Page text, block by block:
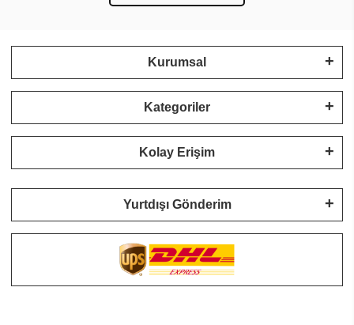
Kurumsal
Kategoriler
Kolay Erişim
Yurtdışı Gönderim